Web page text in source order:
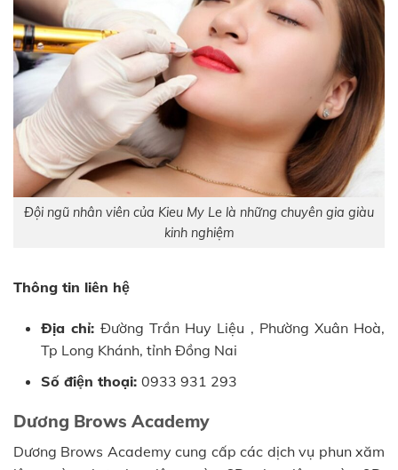
Đội ngũ nhân viên của Kieu My Le là những chuyên gia giàu
kinh nghiệm
Thông tin liên hệ
Địa chỉ:Đường Trần Huy Liệu , Phường Xuân Hoà,
Tp Long Khánh, tỉnh Đồng Nai
Số điện thoại: 0933 931 293
Dương Brows Academy
Dương Brows Academy cung cấp các dịch vụ phun xăm